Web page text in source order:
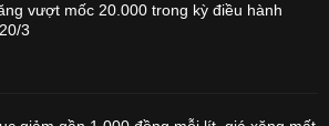
vượt mốc 20.000 trong kỳ điều hành
3